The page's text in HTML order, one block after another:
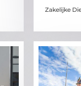
Zakelijke